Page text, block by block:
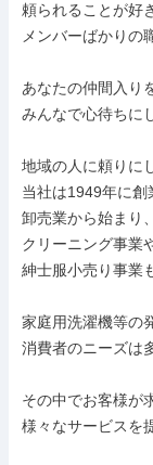
頼られることが好
メンバーばかりの
あなたの仲間入り
みんなで心待ちに
地域の人に頼りに
当社は1949年に創
卸売業から始まり
クリーニング事業
紳士服小売り事業
家庭用洗濯機等の
消費者のニーズは
その中でお客様が
様々なサービスを